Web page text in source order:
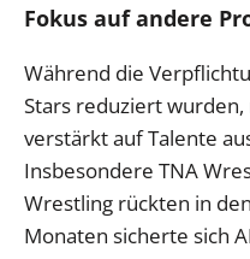
Fokus auf andere
Während die
Stars reduziert
verstärkt auf Talente
Insbesondere TNA
Wrestling rückten in
Monaten sicherte sich